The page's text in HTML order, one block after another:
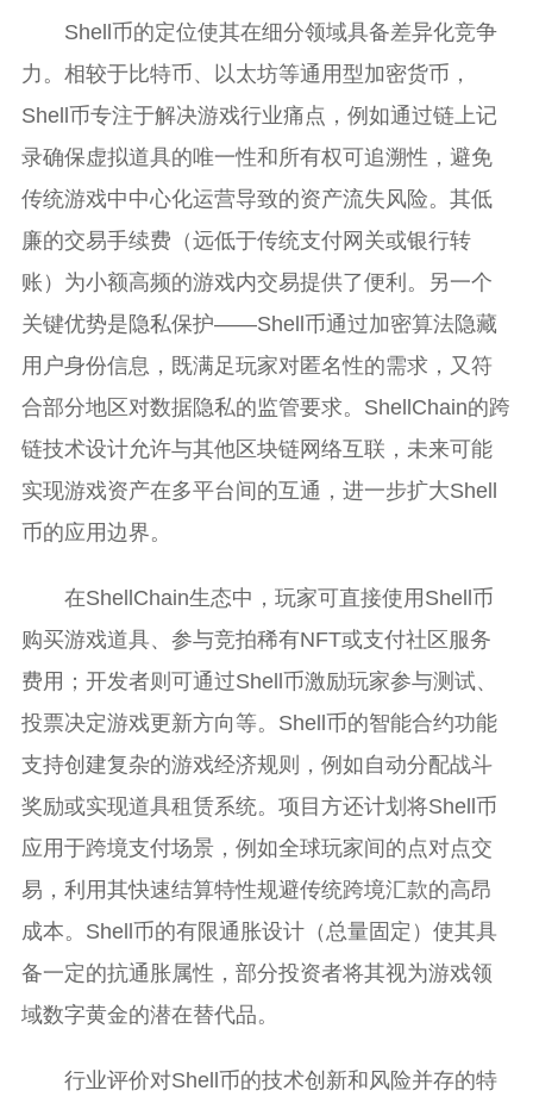
Shell币的定位使其在细分领域具备差异化竞争
力。相较于比特币、以太坊等通用型加密货币，
Shell币专注于解决游戏行业痛点，例如通过链上记
录确保虚拟道具的唯一性和所有权可追溯性，避免
传统游戏中中心化运营导致的资产流失风险。其低
廉的交易手续费（远低于传统支付网关或银行转
账）为小额高频的游戏内交易提供了便利。另一个
关键优势是隐私保护——Shell币通过加密算法隐藏
用户身份信息，既满足玩家对匿名性的需求，又符
合部分地区对数据隐私的监管要求。ShellChain的跨
链技术设计允许与其他区块链网络互联，未来可能
实现游戏资产在多平台间的互通，进一步扩大Shell
币的应用边界。
在ShellChain生态中，玩家可直接使用Shell币
购买游戏道具、参与竞拍稀有NFT或支付社区服务
费用；开发者则可通过Shell币激励玩家参与测试、
投票决定游戏更新方向等。Shell币的智能合约功能
支持创建复杂的游戏经济规则，例如自动分配战斗
奖励或实现道具租赁系统。项目方还计划将Shell币
应用于跨境支付场景，例如全球玩家间的点对点交
易，利用其快速结算特性规避传统跨境汇款的高昂
成本。Shell币的有限通胀设计（总量固定）使其具
备一定的抗通胀属性，部分投资者将其视为游戏领
域数字黄金的潜在替代品。
行业评价对Shell币的技术创新和风险并存的特